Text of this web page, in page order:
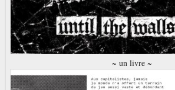
~ un livre ~